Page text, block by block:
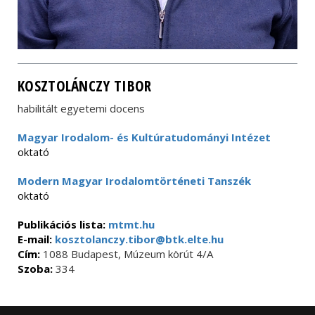
KOSZTOLÁNCZY TIBOR
habilitált egyetemi docens
Magyar Irodalom- és Kultúratudományi Intézet
oktató
Modern Magyar Irodalomtörténeti Tanszék
oktató
Publikációs lista: mtmt.hu
E-mail: kosztolanczy.tibor@btk.elte.hu
Cím: 1088 Budapest, Múzeum körút 4/A
Szoba: 334